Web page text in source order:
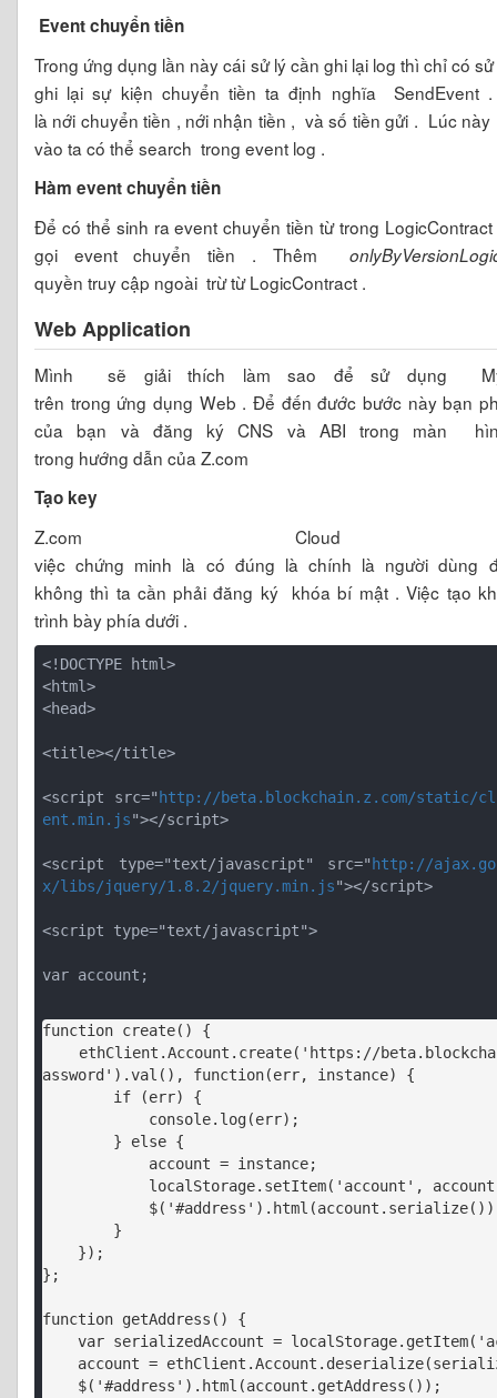
Event chuyển tiền
Trong ứng dụng lần này cái sử lý cần ghi lại log thì chỉ có
ghi lại sự kiện chuyển tiền ta định nghĩa
là nới chuyển tiền , nới nhận tiền , và số tiền gửi . Lúc
vào ta có thể search trong event log .
Hàm event chuyển tiền
Để có thể sinh ra event chuyển tiền từ trong
gọi event chuyển tiền . Thêm
quyền truy cập ngoài trừ từ LogicContract .
Web Application
Mình sẽ giải thích làm sao để sử dụng
trên trong ứng dụng Web . Để đến đước bước này bạn
của bạn và đăng ký CNS và ABI trong màn
trong hướng dẫn của Z.com
Tạo key
Z.com Cloud
việc chứng minh là có đúng là chính là người dùng
không thì ta cần phải đăng ký khóa bí mật . Việc tạo
trình bày phía dưới .
<!DOCTYPE html>
<head>
<title></title>
<script src=" http://beta.blockchain.z.com/
ent.min.js"></script>
<script type="text/javascript" src=" http://
x/libs/jquery/1.8.2/jquery.min.js"></script>
<script type="text/javascript">
var account;
function create() {
assword').val(), function(err, instance) {
};
function getAddress() {
    var serializedAccount = localStorage.getItem('account');